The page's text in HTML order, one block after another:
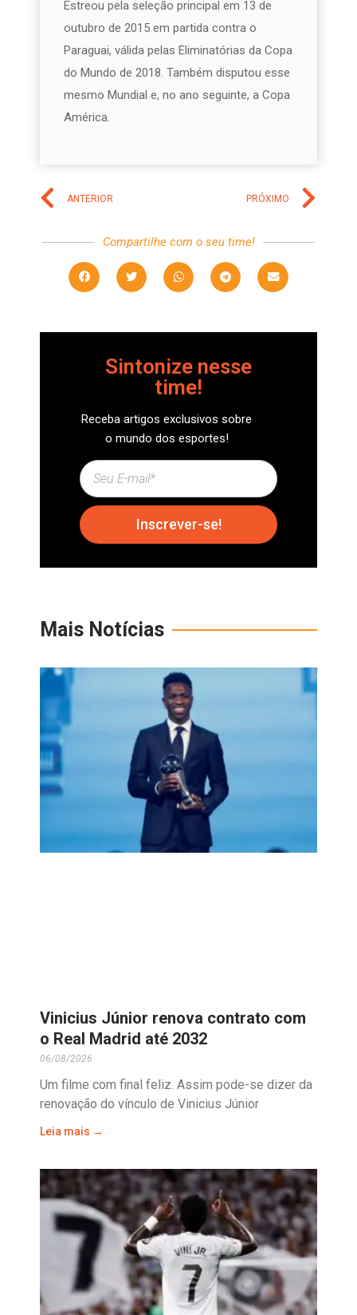
Estreou pela seleção principal em 13 de
outubro de 2015 em partida contra o
Paraguai, válida pelas Eliminatórias da Copa
do Mundo de 2018. Também disputou esse
mesmo Mundial e, no ano seguinte, a Copa
América.
ANTERIOR PRÓXIMO
Compartilhe com o seu time!
Sintonize nesse
time!
Receba artigos exclusivos sobre
o mundo dos esportes!
Inscrever-se!
Mais Notícias
Vinicius Júnior renova contrato com
o Real Madrid até 2032
06/08/2026
Um filme com final feliz. Assim pode-se dizer da
renovação do vínculo de Vinicius Júnior
Leia mais →